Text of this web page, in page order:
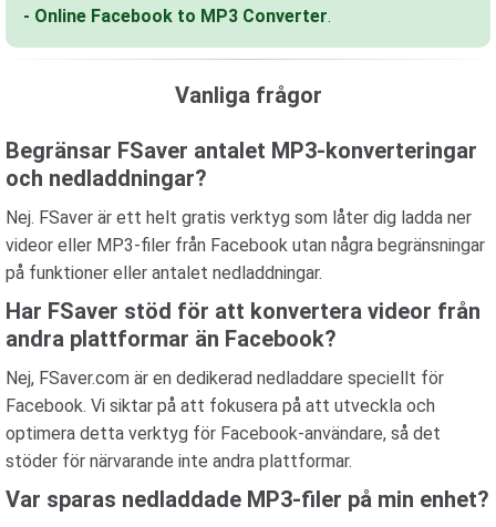
- Online Facebook to MP3 Converter.
Vanliga frågor
Begränsar FSaver antalet MP3-konverteringar
och nedladdningar?
Nej. FSaver är ett helt gratis verktyg som låter dig ladda ner
videor eller MP3-filer från Facebook utan några begränsningar
på funktioner eller antalet nedladdningar.
Har FSaver stöd för att konvertera videor från
andra plattformar än Facebook?
Nej, FSaver.com är en dedikerad nedladdare speciellt för
Facebook. Vi siktar på att fokusera på att utveckla och
optimera detta verktyg för Facebook-användare, så det
stöder för närvarande inte andra plattformar.
Var sparas nedladdade MP3-filer på min enhet?